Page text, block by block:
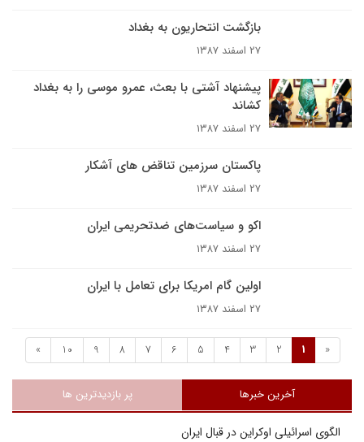
بازگشت انتحاريون به بغداد
۲۷ اسفند ۱۳۸۷
پيشنهاد آشتى با بعث‌، عمرو موسی را به بغداد
کشاند
۲۷ اسفند ۱۳۸۷
پاکستان سرزمين تناقض هاى آشکار
۲۷ اسفند ۱۳۸۷
اکو و سیاست‌های ضد‌تحریمی ایران
۲۷ اسفند ۱۳۸۷
اولین گام امریکا برای تعامل با ایران
۲۷ اسفند ۱۳۸۷
«
1
2
3
4
5
6
7
8
9
10
»
آخرین خبرها پر بازدیدترین ها
الگوی اسرائیلی اوکراین در قبال ایران